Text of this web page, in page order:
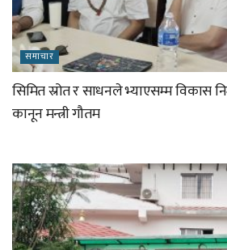
समाचार
सिमित स्रोत र साधनले भ्याएसम्म विकास
कानून मन्त्री गौतम